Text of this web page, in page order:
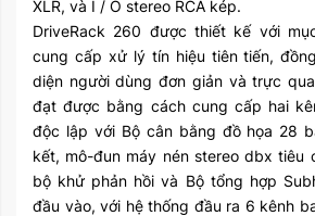
XLR, và I / O stereo RCA kép.
DriveRack 260 được thiết kế với
cung cấp xử lý tín hiệu tiên tiến,
diện người dùng đơn giản và trực
đạt được bằng cách cung cấp hai
độc lập với Bộ cân bằng đồ họa 28
kết, mô-đun máy nén stereo dbx tiêu
bộ khử phản hồi và Bộ tổng hợp
đầu vào, với hệ thống đầu ra 6 kênh